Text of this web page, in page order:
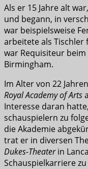
Als er 15 Jahre alt
und begann, in
war beispielsweise
arbeitete als Tischler
war Requisiteur beim
Birmingham.
Im Alter von 22
Royal Academy of Arts
Interesse daran
schauspielern zu
die Akademie
trat er in diversen
Dukes-Theaterin
Schauspielkarriere